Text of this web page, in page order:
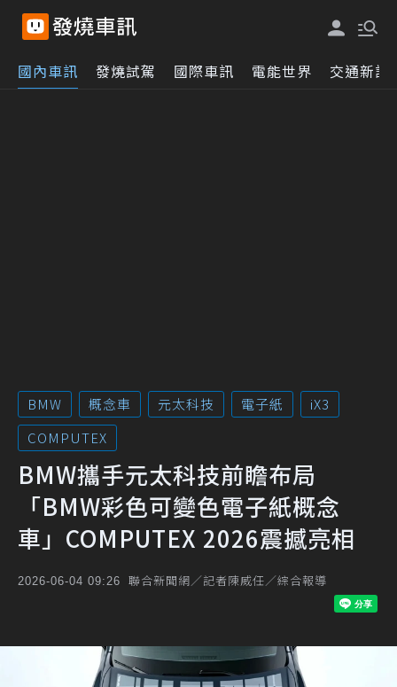
國內車訊 發燒試駕 國際車訊 電能世界 交通新訊
BMW 概念車 元太科技 電子紙
iX3
COMPUTEX
BMW攜手元太科技前瞻布局
「BMW彩色可變色電子紙概念
車」COMPUTEX 2026震撼亮相
2026-06-04 09:26 聯合新聞網／記者陳威任／綜合報導